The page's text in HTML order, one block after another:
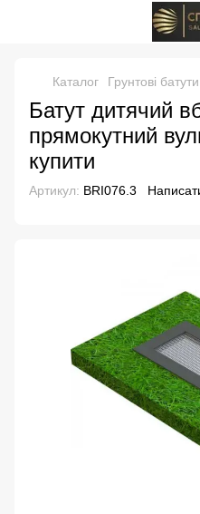
Каталог Грунтові батути
Батут дитячий
прямокутний
купити
Артикул: BRI076.3